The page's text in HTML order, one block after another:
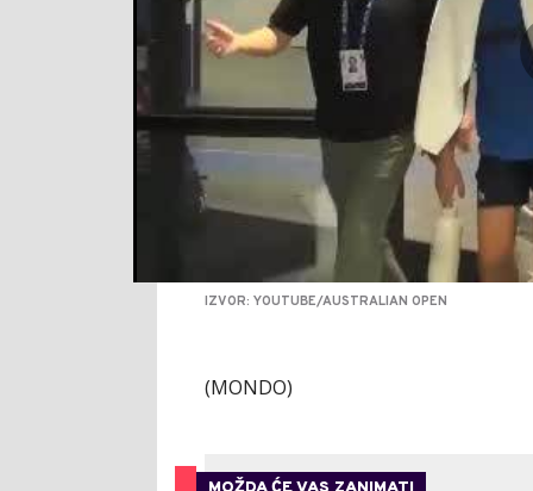
IZVOR: YOUTUBE/AUSTRALIAN OPEN
(MONDO)